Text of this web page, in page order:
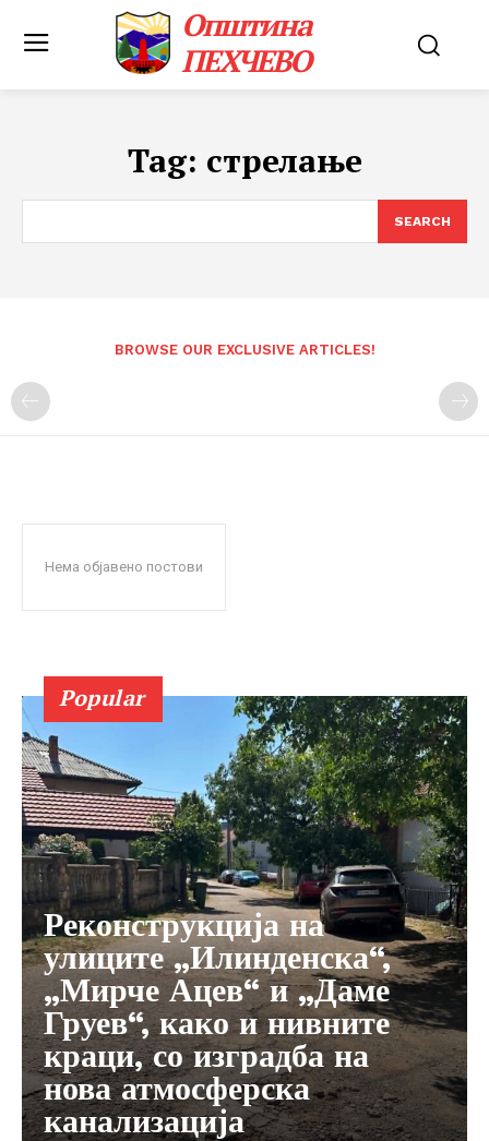
Општина
ПЕХЧЕВО
Tag: стрелање
SEARCH
BROWSE OUR EXCLUSIVE ARTICLES!
Нема објавено постови
Popular
Реконструкција на
улиците „Илинденска“,
„Мирче Ацев“ и „Даме
Груев“, како и нивните
краци, со изградба на
нова атмосферска
канализација